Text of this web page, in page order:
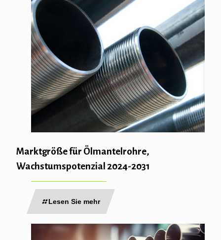
Marktgröße für Ölmantelrohre,
Wachstumspotenzial 2024-2031
Lesen Sie mehr